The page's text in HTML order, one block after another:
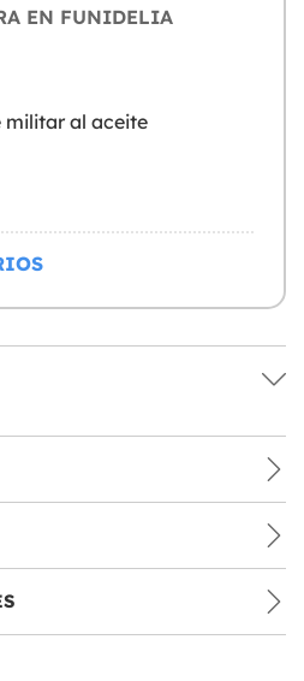
EN FUNIDELIA
militar al aceite